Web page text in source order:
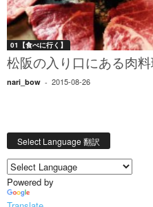
01【食べに行く】
松阪の入り口にある肉
nari_bow - 2015-08-26
Select Language 翻訳
Powered by